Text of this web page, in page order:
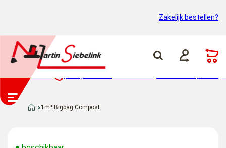
Zakelijk bestellen?
1m³ Bigbag Compost